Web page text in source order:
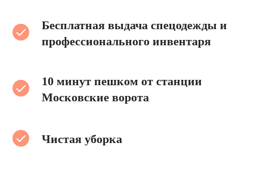
Бесплатная выдача спецодежды и
профессионального инвентаря
10 минут пешком от станции
Московские ворота
Чистая уборка